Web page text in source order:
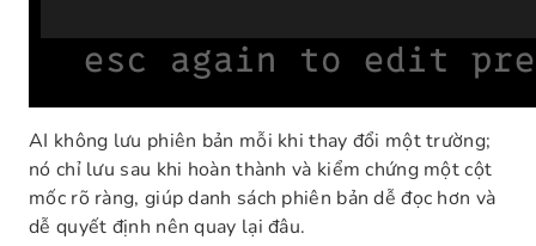
AI không lưu phiên bản mỗi khi thay đổi một trường;
nó chỉ lưu sau khi hoàn thành và kiểm chứng một cột
mốc rõ ràng, giúp danh sách phiên bản dễ đọc hơn và
dễ quyết định nên quay lại đâu.